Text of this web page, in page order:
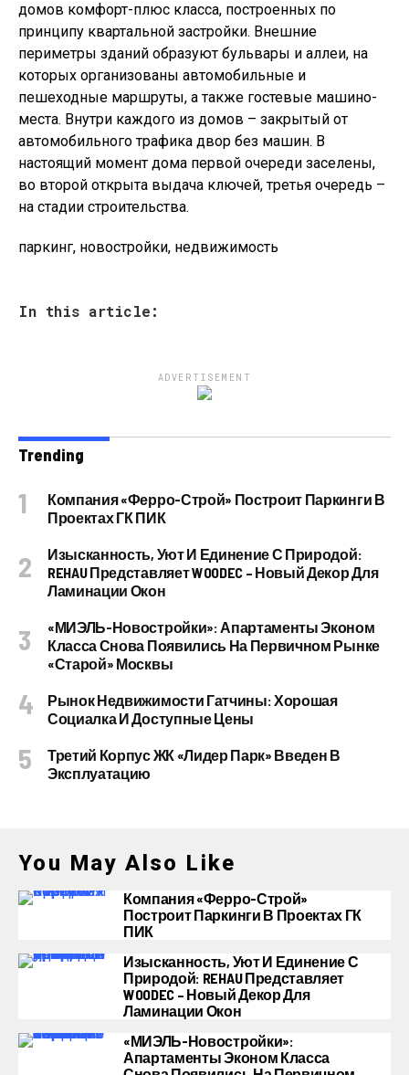
домов комфорт-плюс класса, построенных по
принципу квартальной застройки. Внешние
периметры зданий образуют бульвары и аллеи, на
которых организованы автомобильные и
пешеходные маршруты, а также гостевые машино-
места. Внутри каждого из домов – закрытый от
автомобильного трафика двор без машин. В
настоящий момент дома первой очереди заселены,
во второй открыта выдача ключей, третья очередь –
на стадии строительства.
паркинг, новостройки, недвижимость
In this article:
ADVERTISEMENT
Trending
Компания «Ферро-Строй» Построит Паркинги В
Проектах ГК ПИК
Изысканность, Уют И Единение С Природой:
REHAU Представляет WOODEC – Новый Декор Для
Ламинации Окон
«МИЭЛЬ-Новостройки»: Апартаменты Эконом
Класса Снова Появились На Первичном Рынке
«старой» Москвы
Рынок Недвижимости Гатчины: Хорошая
Социалка И Доступные Цены
Третий Корпус ЖК «Лидер Парк» Введен В
Эксплуатацию
You May Also Like
Компания «Ферро-Строй»
Построит Паркинги В Проектах ГК
ПИК
Изысканность, Уют И Единение С
Природой: REHAU Представляет
WOODEC – Новый Декор Для
Ламинации Окон
«МИЭЛЬ-Новостройки»:
Апартаменты Эконом Класса